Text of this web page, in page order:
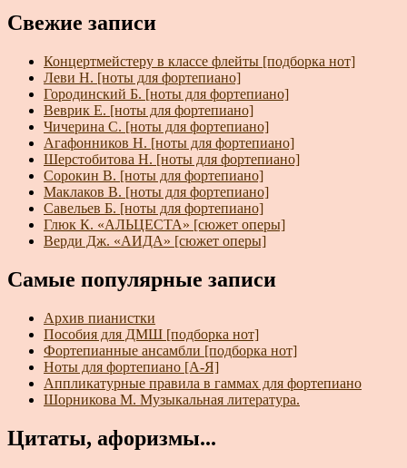
Свежие записи
Концертмейстеру в классе флейты [подборка нот]
Леви Н. [ноты для фортепиано]
Городинский Б. [ноты для фортепиано]
Веврик Е. [ноты для фортепиано]
Чичерина С. [ноты для фортепиано]
Агафонников Н. [ноты для фортепиано]
Шерстобитова Н. [ноты для фортепиано]
Сорокин В. [ноты для фортепиано]
Маклаков В. [ноты для фортепиано]
Савельев Б. [ноты для фортепиано]
Глюк К. «АЛЬЦЕСТА» [сюжет оперы]
Верди Дж. «АИДА» [сюжет оперы]
Самые популярные записи
Архив пианистки
Пособия для ДМШ [подборка нот]
Фортепианные ансамбли [подборка нот]
Ноты для фортепиано [А-Я]
Аппликатурные правила в гаммах для фортепиано
Шорникова М. Музыкальная литература.
Цитаты, афоризмы...